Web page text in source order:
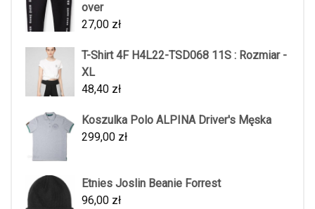
over
27,00 zł
T-Shirt 4F H4L22-TSD068 11S : Rozmiar -
XL
48,40 zł
Koszulka Polo ALPINA Driver's Męska
299,00 zł
Etnies Joslin Beanie Forrest
96,00 zł